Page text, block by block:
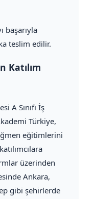
başarıyla
teslim edilir.
Katılım
A Sınıfı İş
Türkiye,
eğitimlerini
üzerinden
Ankara,
gibi şehirlerde